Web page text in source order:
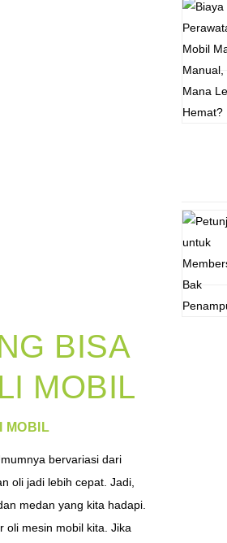
BISA
MOBIL
MOBIL
bervariasi dari
oli jadi lebih cepat. Jadi,
medan yang kita hadapi.
oli mesin mobil kita. Jika